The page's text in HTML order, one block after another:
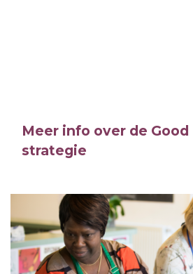
Meer info over de Good
strategie